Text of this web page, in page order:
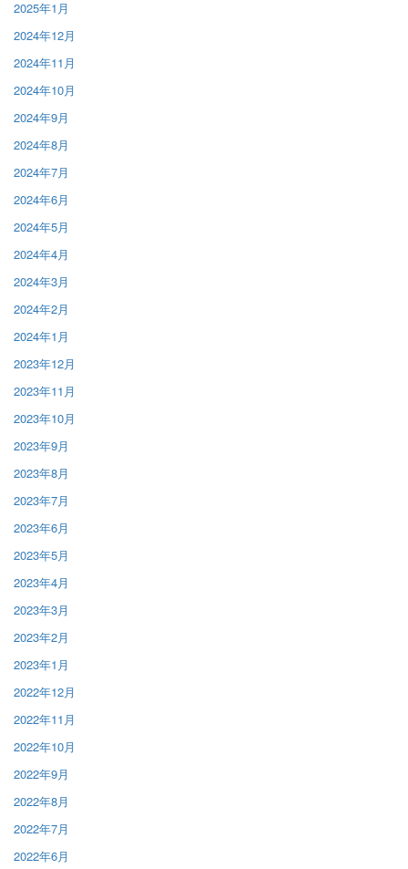
2025年1月
2024年12月
2024年11月
2024年10月
2024年9月
2024年8月
2024年7月
2024年6月
2024年5月
2024年4月
2024年3月
2024年2月
2024年1月
2023年12月
2023年11月
2023年10月
2023年9月
2023年8月
2023年7月
2023年6月
2023年5月
2023年4月
2023年3月
2023年2月
2023年1月
2022年12月
2022年11月
2022年10月
2022年9月
2022年8月
2022年7月
2022年6月